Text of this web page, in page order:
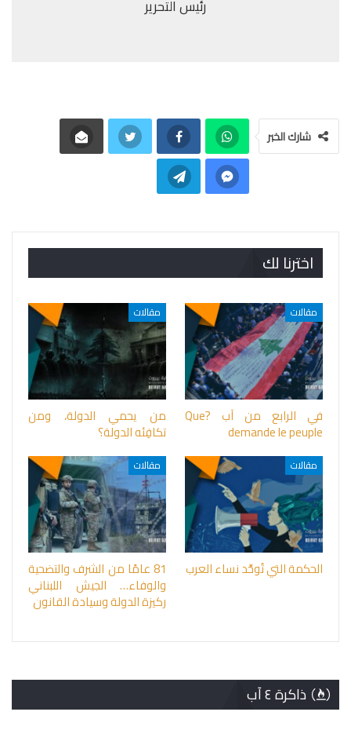
رئيس التحرير
شارك الخبر
اخترنا لك
مقالات
في الرابع من آب ?Que
demande le peuple
مقالات
من يحمي الدولة، ومن
تكافِئه الدولة؟
مقالات
الحكمة التي تُوحِّد نساء العرب
مقالات
81 عامًا من الشرف والتضحية
والوفاء… الجيش اللبناني
ركيزة الدولة وسيادة القانون
ذاكرة ٤ آب